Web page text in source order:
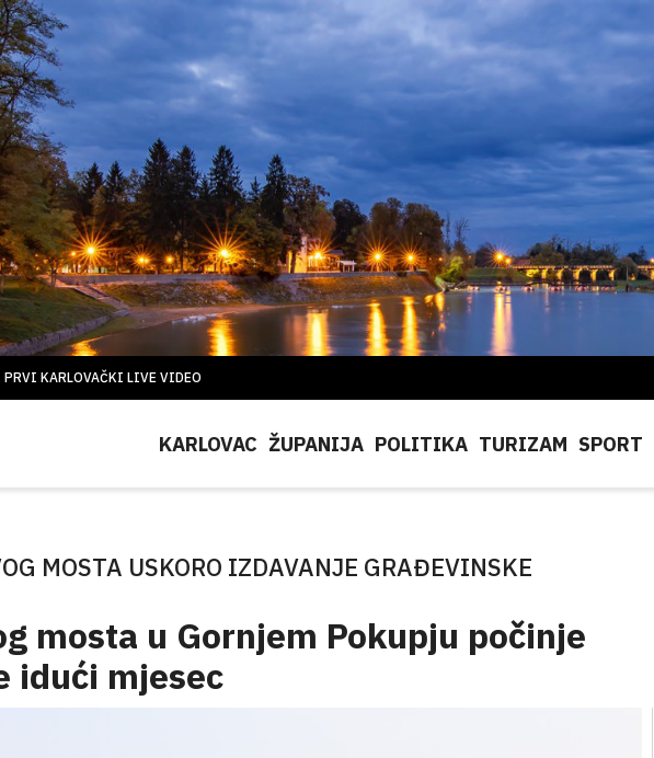
PRVI KARLOVAČKI LIVE VIDEO
KARLOVAC ŽUPANIJA POLITIKA TURIZAM SPORT
MOSTA USKORO IZDAVANJE GRAĐEVINSKE
mosta u Gornjem Pokupju počinje
idući mjesec